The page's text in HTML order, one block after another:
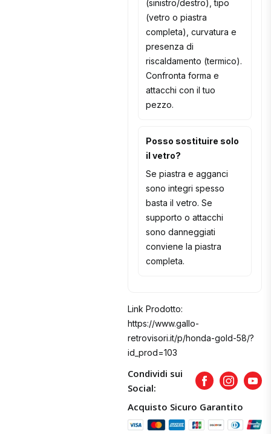
(sinistro/destro), tipo
(vetro o piastra
completa), curvatura e
presenza di
riscaldamento (termico).
Confronta forma e
attacchi con il tuo
pezzo.
Posso sostituire solo
il vetro?
Se piastra e agganci
sono integri spesso
basta il vetro. Se
supporto o attacchi
sono danneggiati
conviene la piastra
completa.
Link Prodotto:
https://www.gallo-
retrovisori.it/p/honda-gold-58/?
id_prod=103
Condividi sui
Social:
FacebookInstagram
Acquisto Sicuro Garantito